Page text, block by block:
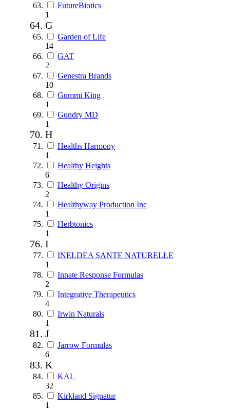
FutureBiotics
1
G
Garden of Life
14
GAT
2
Genestra Brands
10
Gummi King
1
Gundry MD
1
H
Healths Harmony
1
Healthy Heights
6
Healthy Origins
2
Healthyway Production Inc
1
Herbtonics
1
I
INELDEA SANTE NATURELLE
1
Innate Response Formulas
2
Integrative Therapeutics
4
Irwin Naturals
1
J
Jarrow Formulas
6
K
KAL
32
Kirkland Signatur
1